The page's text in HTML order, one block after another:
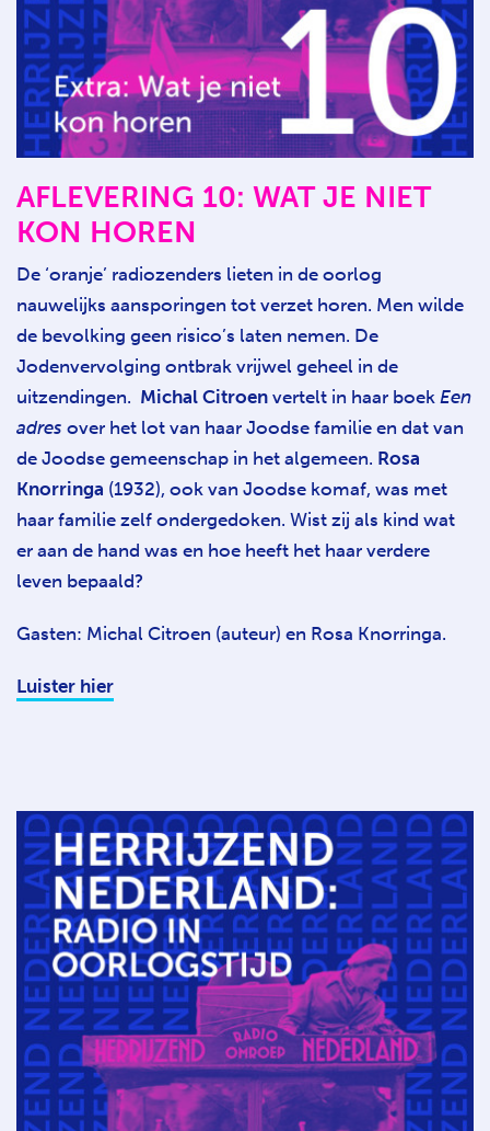
AFLEVERING 10: WAT JE NIET
KON HOREN
De ‘oranje’ radiozenders lieten in de oorlog
nauwelijks aansporingen tot verzet horen. Men wilde
de bevolking geen risico’s laten nemen. De
Jodenvervolging ontbrak vrijwel geheel in de
uitzendingen. Michal Citroen vertelt in haar boek Een
adres over het lot van haar Joodse familie en dat van
de Joodse gemeenschap in het algemeen. Rosa
Knorringa (1932), ook van Joodse komaf, was met
haar familie zelf ondergedoken. Wist zij als kind wat
er aan de hand was en hoe heeft het haar verdere
leven bepaald?
Gasten: Michal Citroen (auteur) en Rosa Knorringa.
Luister hier